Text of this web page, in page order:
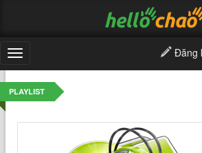
Toggle
navigation
Đăng
PLAYLIST